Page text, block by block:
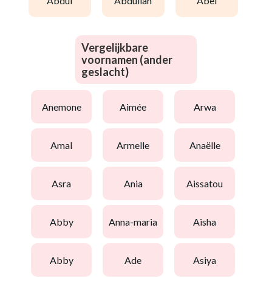
Vergelijkbare
voornamen (ander
geslacht)
anemone aimée arwa
amal armelle anaëlle
asra ania aissatou
abby anna-maria aisha
abby ade asiya